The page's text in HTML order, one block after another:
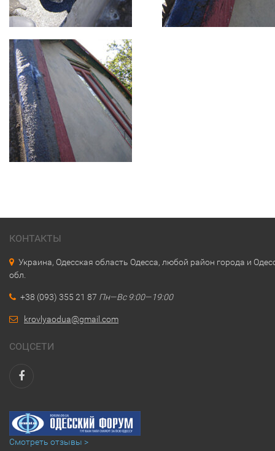
КОНТАКТЫ
Украина, Одесская область Одесса, любой район города и
обл.
+38 (093) 355 21 87 Пн—Вс 9:00—19:00
krovlyaodua@gmail.com
СОЦСЕТИ
Смотреть отзывы >